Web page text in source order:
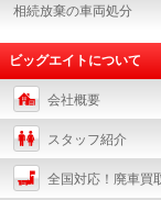
相続放棄の車両処分
ビッグエイトについて
会社概要
スタッフ紹介
全国対応！廃車買